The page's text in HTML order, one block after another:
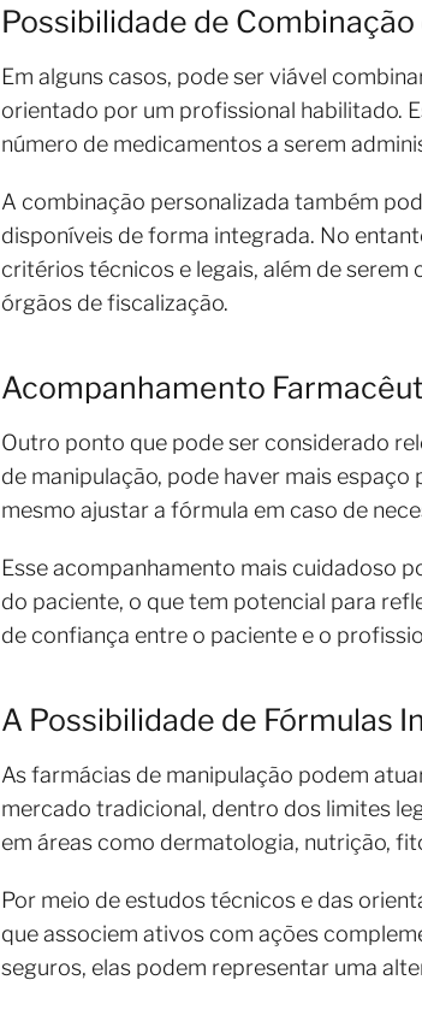
Possibilidade de
Em alguns casos, pode ser viável
orientado por um profissional habilitado.
número de medicamentos a serem
A combinação personalizada também
disponíveis de forma integrada. No
critérios técnicos e legais, além de
órgãos de fiscalização.
Acompanhamento
Outro ponto que pode ser considerado
de manipulação, pode haver mais
mesmo ajustar a fórmula em caso de
Esse acompanhamento mais cuidadoso
do paciente, o que tem potencial para
de confiança entre o paciente e o
A Possibilidade de Fórmulas
As farmácias de manipulação podem
mercado tradicional, dentro dos limites
em áreas como dermatologia, nutrição,
Por meio de estudos técnicos e das
que associem ativos com ações
seguros, elas podem representar uma